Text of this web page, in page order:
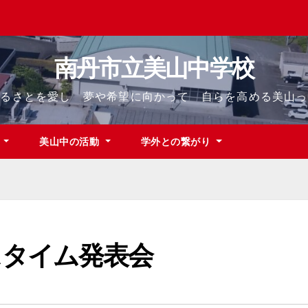
南丹市立美山中学校
さとを愛し 夢や希望に向かって 自らを高める美山
美山中の活動 学外との繋がり
イム発表会